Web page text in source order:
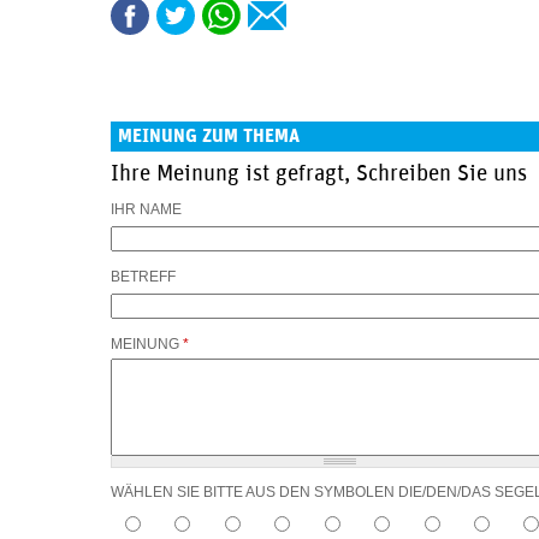
MEINUNG ZUM THEMA
Ihre Meinung ist gefragt, Schreiben Sie uns
IHR NAME
BETREFF
MEINUNG *
WÄHLEN SIE BITTE AUS DEN SYMBOLEN DIE/DEN/DAS